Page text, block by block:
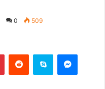
0 509